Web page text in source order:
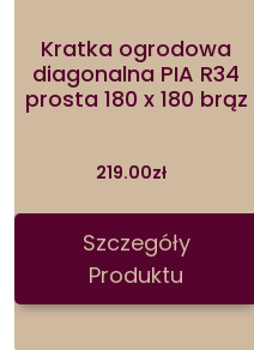
Kratka ogrodowa
diagonalna PIA R34
prosta 180 x 180 brąz
219.00zł
Szczegóły
Produktu